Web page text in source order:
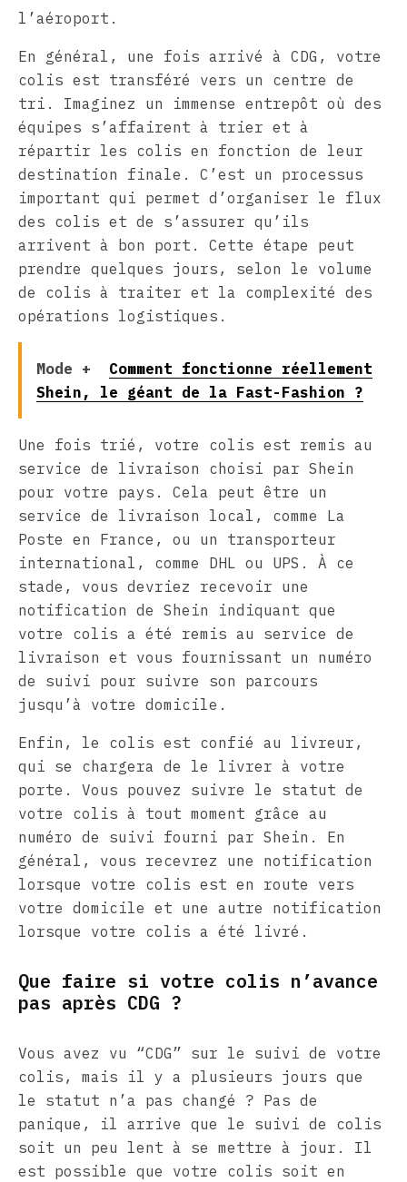
l’aéroport.
En général, une fois arrivé à CDG, votre
colis est transféré vers un centre de
tri. Imaginez un immense entrepôt où des
équipes s’affairent à trier et à
répartir les colis en fonction de leur
destination finale. C’est un processus
important qui permet d’organiser le flux
des colis et de s’assurer qu’ils
arrivent à bon port. Cette étape peut
prendre quelques jours, selon le volume
de colis à traiter et la complexité des
opérations logistiques.
Mode +
Comment fonctionne réellement
Shein, le géant de la Fast-Fashion ?
Une fois trié, votre colis est remis au
service de livraison choisi par Shein
pour votre pays. Cela peut être un
service de livraison local, comme La
Poste en France, ou un transporteur
international, comme DHL ou UPS. À ce
stade, vous devriez recevoir une
notification de Shein indiquant que
votre colis a été remis au service de
livraison et vous fournissant un numéro
de suivi pour suivre son parcours
jusqu’à votre domicile.
Enfin, le colis est confié au livreur,
qui se chargera de le livrer à votre
porte. Vous pouvez suivre le statut de
votre colis à tout moment grâce au
numéro de suivi fourni par Shein. En
général, vous recevrez une notification
lorsque votre colis est en route vers
votre domicile et une autre notification
lorsque votre colis a été livré.
Que faire si votre colis n’avance
pas après CDG ?
Vous avez vu “CDG” sur le suivi de votre
colis, mais il y a plusieurs jours que
le statut n’a pas changé ? Pas de
panique, il arrive que le suivi de colis
soit un peu lent à se mettre à jour. Il
est possible que votre colis soit en